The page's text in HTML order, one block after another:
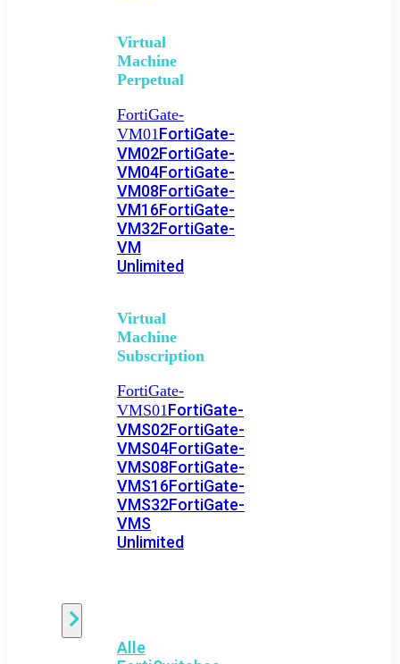
Virtual
Machine
Perpetual
FortiGate-
VM01FortiGate-
VM02FortiGate-
VM04FortiGate-
VM08FortiGate-
VM16FortiGate-
VM32FortiGate-
VM
Unlimited
Virtual
Machine
Subscription
FortiGate-
VMS01FortiGate-
VMS02FortiGate-
VMS04FortiGate-
VMS08FortiGate-
VMS16FortiGate-
VMS32FortiGate-
VMS
Unlimited
Alle